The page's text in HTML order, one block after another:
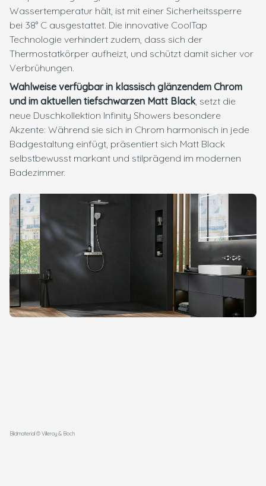
Wassertemperatur hält, ist mit einer Sicherheitssperre
bei 38° C ausgestattet. Die innovative CoolTap
Technologie verhindert zudem, dass sich der
Thermostatkörper aufheizt, und schützt damit sicher vor
Verbrühungen.
Wahlweise verfügbar in klassisch glänzendem Chrom
und im aktuellen tiefschwarzen Matt Black, setzt die
neue Duschkollektion Infinity Showers besondere
Akzente: Während sie sich in Chrom harmonisch in jede
Badgestaltung einfügt, präsentiert sich Matt Black
selbstbewusst markant und stilprägend im modernen
Badezimmer.
Bildmaterial © Villeroy & Boch